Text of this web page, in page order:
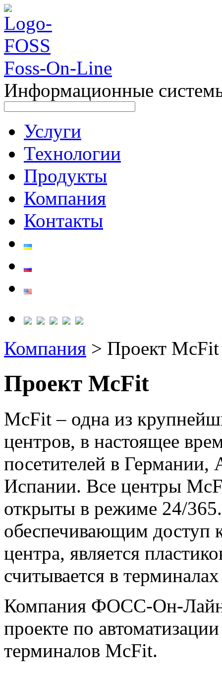
Foss-On-Line
Информационные
Услуги
Технологии
Продукты
Компания
Контакты
Компания > Проект McFit
Проект McFit
McFit – одна из
центров, в настоящее
посетителей в
Испании. Все центры
открыты в режиме 24/
обеспечивающим доступ
центра, является
считывается в
Компания ФОСС-Он-Лайн
проекте по
терминалов McFit.